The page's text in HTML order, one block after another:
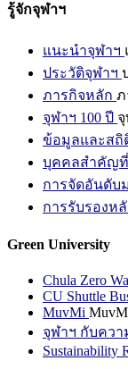
รู้จักจุฬาฯ
แนะนำจุฬาฯ
ประวัติจุฬาฯ
ภารกิจหลัก ภ
จุฬาฯ 100 ปี
ข้อมูลและสถิ
บุคคลสำคัญที่
การจัดอันดับ
การรับรองห
Green University
Chula Zero
CU Shuttle
MuvMi
จุฬาฯ กับควา
Sustainability